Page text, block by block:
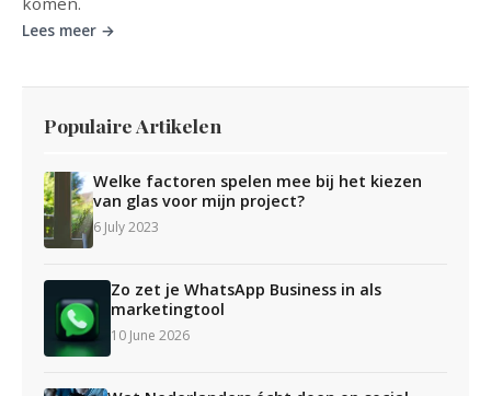
Lees meer →
Populaire Artikelen
Welke factoren spelen mee bij het kiezen
van glas voor mijn project?
6 July 2023
Zo zet je WhatsApp Business in als
marketingtool
10 June 2026